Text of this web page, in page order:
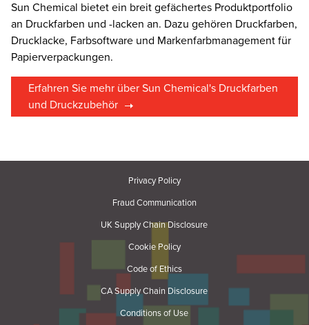
Sun Chemical bietet ein breit gefächertes Produktportfolio
an Druckfarben und -lacken an. Dazu gehören Druckfarben,
Drucklacke, Farbsoftware und Markenfarbmanagement für
Papierverpackungen.
Erfahren Sie mehr über Sun Chemical's Druckfarben
und Druckzubehör
Privacy Policy
Fraud Communication
UK Supply Chain Disclosure
Cookie Policy
Code of Ethics
CA Supply Chain Disclosure
Conditions of Use